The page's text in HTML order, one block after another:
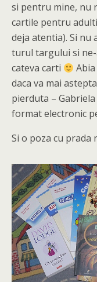
si pentru mine, nu
cartile pentru
deja atentia). Si nu
turul targului si
cateva carti
daca va mai
pierduta –
format electronic
Si o poza cu prada